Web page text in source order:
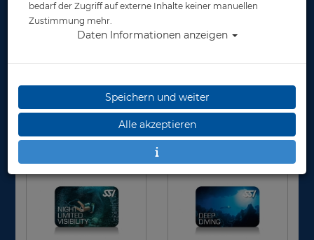
SSI Specialty - Nitrox
40%
Perfect Buoyancy
bedarf der Zugriff auf externe Inhalte keiner manuellen
Zustimmung mehr.
Daten Informationen anzeigen
Speichern und weiter
Alle akzeptieren